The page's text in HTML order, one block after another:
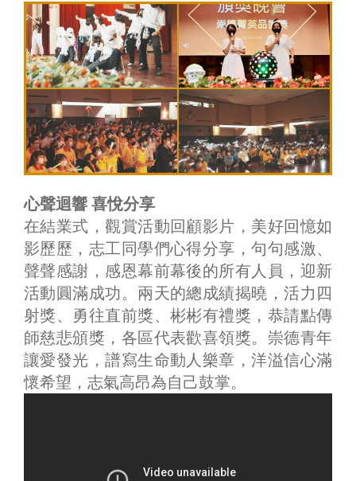
心聲迴響 喜悅分享
在結業式，觀賞活動回顧影片，美好回憶如
影歷歷，志工同學們心得分享，句句感激、
聲聲感謝，感恩幕前幕後的所有人員，迎新
活動圓滿成功。兩天的總成績揭曉，活力四
射獎、勇往直前獎、彬彬有禮獎，恭請點傳
師慈悲頒獎，各區代表歡喜領獎。崇德青年
讓愛發光，譜寫生命動人樂章，洋溢信心滿
懷希望，志氣高昂為自己鼓掌。